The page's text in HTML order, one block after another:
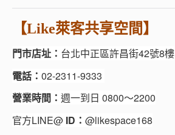
【Like萊客共享空間】
門市店址： 台北中正區許昌街42號8樓
電話： 02-2311-9333
營業時間： 週一到日 0800～2200
官方LINE@ ID： @likespace168